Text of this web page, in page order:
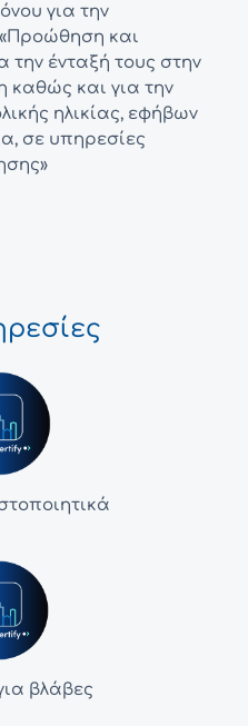
για την
και
την ένταξή τους στην
καθώς και για την
ηλικίας, εφήβων
σε υπηρεσίες
βλάβες